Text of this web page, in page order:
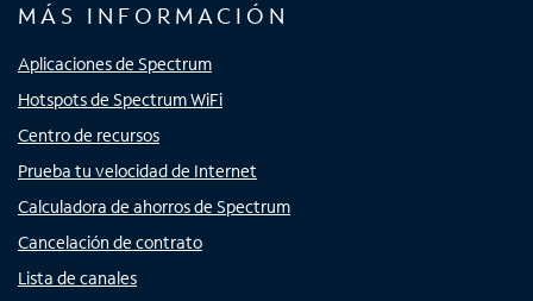
MÁS INFORMACIÓN
Aplicaciones de Spectrum
Hotspots de Spectrum WiFi
Centro de recursos
Prueba tu velocidad de Internet
Calculadora de ahorros de Spectrum
Cancelación de contrato
Lista de canales